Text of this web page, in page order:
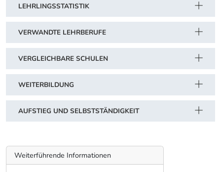
LEHRLINGSSTATISTIK
VERWANDTE LEHRBERUFE
VERGLEICHBARE SCHULEN
WEITERBILDUNG
AUFSTIEG UND SELBSTSTÄNDIGKEIT
Weiterführende Informationen